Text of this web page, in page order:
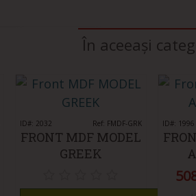
În aceeași
Îmi place
ID#: 2032 Ref: FMDF-GRK
FRONT MDF MODEL
GREEK
ID#: 1996